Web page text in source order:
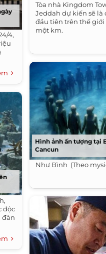
4,
độc
đàn
Tòa nhà Kingdom
Jeddah dự kiến sẽ
đầu tiên trên thế
một km.
Hình ảnh ấn tượng tại
Cancun
Như Bình (Theo